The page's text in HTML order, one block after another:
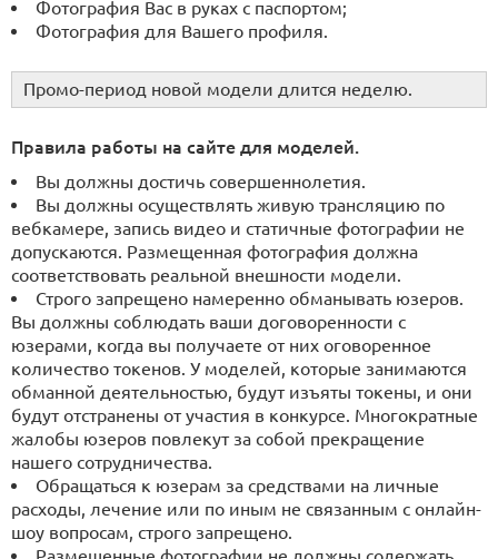
Фотография Вас в руках с паспортом;
Фотография для Вашего профиля.
Промо-период новой модели длится неделю.
Правила работы на сайте для моделей.
Вы должны достичь совершеннолетия.
Вы должны осуществлять живую трансляцию по
вебкамере, запись видео и статичные фотографии не
допускаются. Размещенная фотография должна
соответствовать реальной внешности модели.
Строго запрещено намеренно обманывать юзеров.
Вы должны соблюдать ваши договоренности с
юзерами, когда вы получаете от них оговоренное
количество токенов. У моделей, которые занимаются
обманной деятельностью, будут изъяты токены, и они
будут отстранены от участия в конкурсе. Многократные
жалобы юзеров повлекут за собой прекращение
нашего сотрудничества.
Обращаться к юзерам за средствами на личные
расходы, лечение или по иным не связанным с онлайн-
шоу вопросам, строго запрещено.